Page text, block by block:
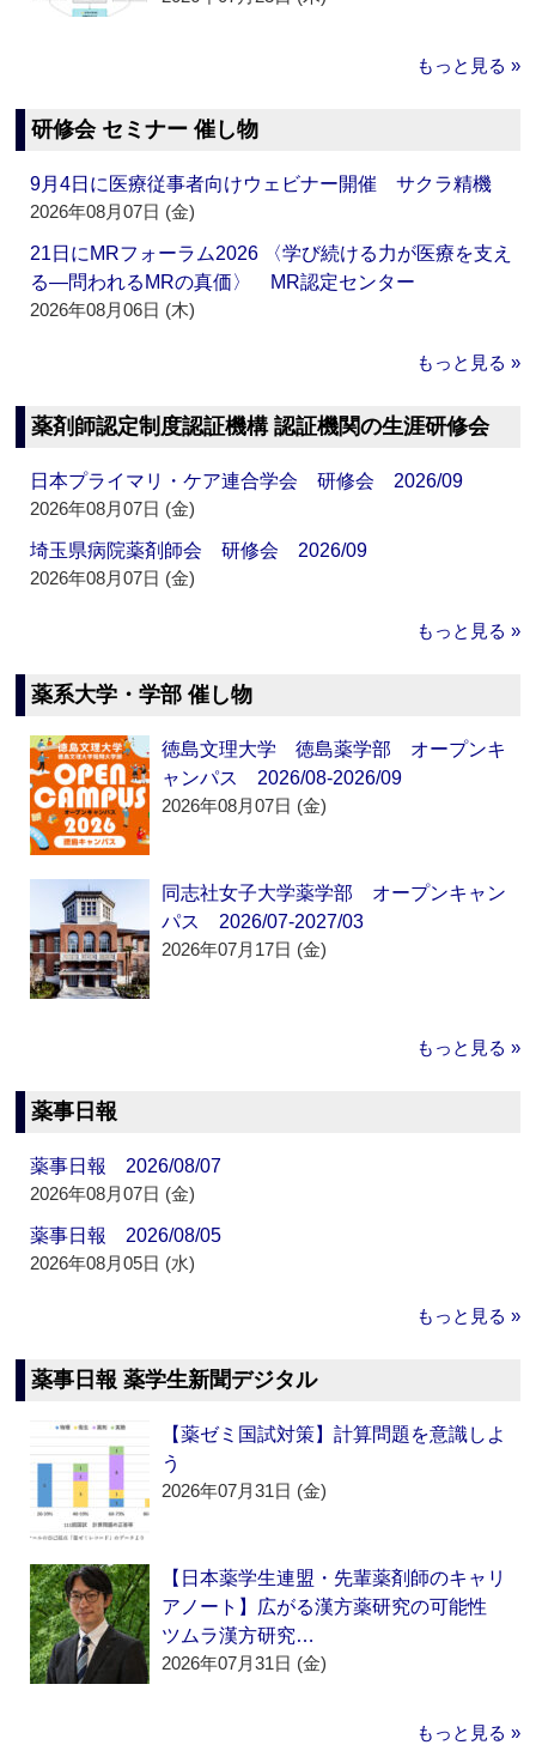
もっと見る »
研修会 セミナー 催し物
9月4日に医療従事者向けウェビナー開催 サクラ精機
2026年08月07日 (金)
21日にMRフォーラム2026 〈学び続ける力が医療を支え
る―問われるMRの真価〉 MR認定センター
2026年08月06日 (木)
もっと見る »
薬剤師認定制度認証機構 認証機関の生涯研修会
日本プライマリ・ケア連合学会 研修会 2026/09
2026年08月07日 (金)
埼玉県病院薬剤師会 研修会 2026/09
2026年08月07日 (金)
もっと見る »
薬系大学・学部 催し物
徳島文理大学 徳島薬学部 オープンキ
ャンパス 2026/08-2026/09
2026年08月07日 (金)
同志社女子大学薬学部 オープンキャン
パス 2026/07-2027/03
2026年07月17日 (金)
もっと見る »
薬事日報
薬事日報 2026/08/07
2026年08月07日 (金)
薬事日報 2026/08/05
2026年08月05日 (水)
もっと見る »
薬事日報 薬学生新聞デジタル
【薬ゼミ国試対策】計算問題を意識しよ
う
2026年07月31日 (金)
【日本薬学生連盟・先輩薬剤師のキャリ
アノート】広がる漢方薬研究の可能性
ツムラ漢方研究…
2026年07月31日 (金)
もっと見る »